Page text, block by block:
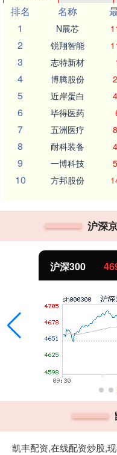
排名
名称
1
N展芯
2 锐翔智能
3 志特新材
4 博腾股份
5 近岸蛋白
6 毕得医药
7 五洲医疗
8 耐科装备
9 一博科技
10 方邦股份
沪深
沪深300
凯丰配资,在线配资炒股,